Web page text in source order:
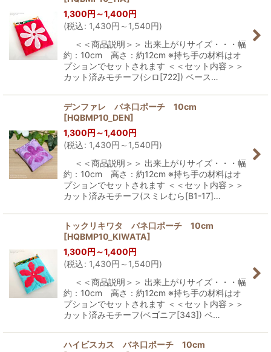
1,300円 ～1,400円
(税込: 1,430円 ～1,540円)
＜＜商品説明＞＞ 出来上がりサイズ・・・幅
約：10cm 高さ：約12cm ※持ち手の材料はオ
プションでセットされます ＜＜セット内容＞＞
カット済みモチーフ(シロ[722]) ベース…
デンファレ バネ口ポーチ 10cm
[HQBMP10_DEN]
1,300円 ～1,400円
(税込: 1,430円 ～1,540円)
＜＜商品説明＞＞ 出来上がりサイズ・・・幅
約：10cm 高さ：約12cm ※持ち手の材料はオ
プションでセットされます ＜＜セット内容＞＞
カット済みモチーフ(スミレむら[B1-17]…
トックリキワタ バネ口ポーチ 10cm
[HQBMP10_KIWATA]
1,300円 ～1,400円
(税込: 1,430円 ～1,540円)
＜＜商品説明＞＞ 出来上がりサイズ・・・幅
約：10cm 高さ：約12cm ※持ち手の材料はオ
プションでセットされます ＜＜セット内容＞＞
カット済みモチーフ(ベゴニア[343]) ベ…
ハイビスカス バネ口ポーチ 10cm